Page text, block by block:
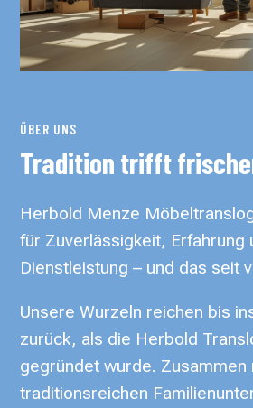
ÜBER UNS
Tradition trifft
Herbold Menze
für Zuverlässigkeit, Erfahrung
Dienstleistung – und das seit
Unsere Wurzeln reichen bis
zurück, als die Herbold
gegründet wurde. Zusammen
traditionsreichen